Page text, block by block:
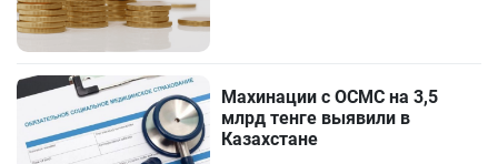
Махинации с ОСМС на 3,5
млрд тенге выявили в
Казахстане